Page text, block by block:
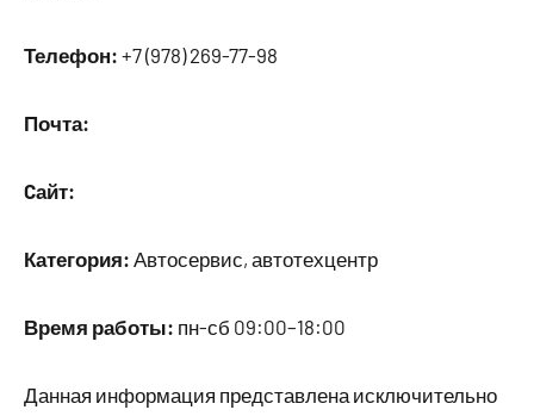
Телефон: +7 (978) 269-77-98
Почта:
Cайт:
Категория: Автосервис, автотехцентр
Время работы: пн-сб 09:00–18:00
Данная информация представлена исключительно